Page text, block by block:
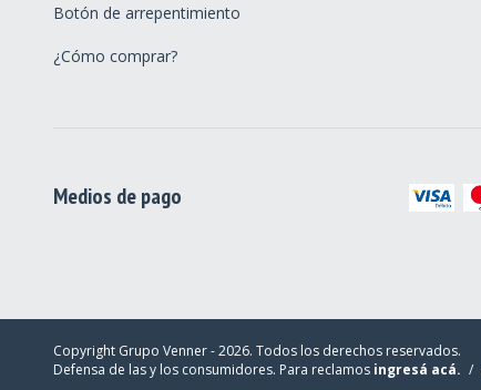
Botón de arrepentimiento
¿Cómo comprar?
Medios de pago
Copyright Grupo Venner - 2026. Todos los derechos reservados.
Defensa de las y los consumidores. Para reclamos ingresá acá. /